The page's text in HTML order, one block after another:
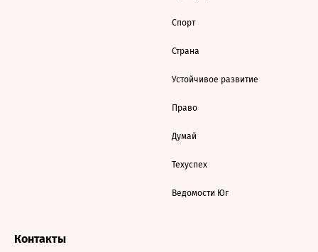
Спорт
Страна
Устойчивое развитие
Право
Думай
Техуспех
Ведомости Юг
Контакты